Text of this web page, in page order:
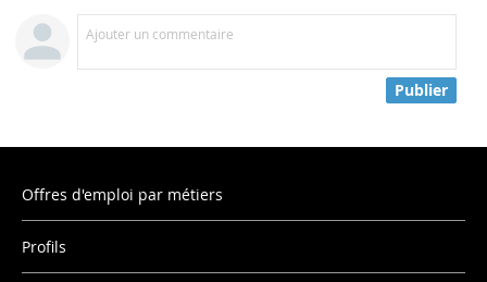
Ajouter un commentaire
Publier
Offres d'emploi par métiers
Profils